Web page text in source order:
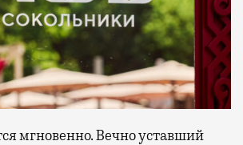
мгновенно. Вечно уставший